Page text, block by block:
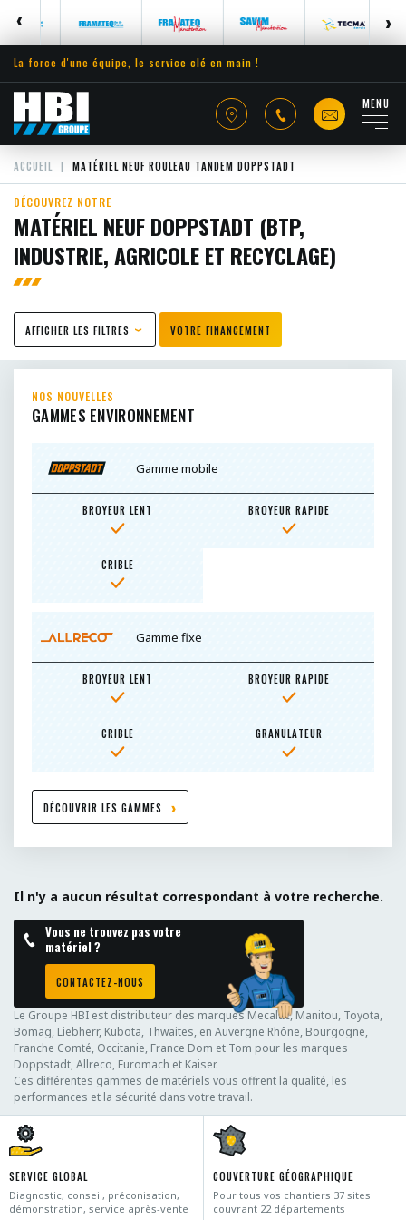
La force d'une équipe, le service clé en main !
MENU
ACCUEIL MATÉRIEL NEUF ROULEAU TANDEM DOPPSTADT
DÉCOUVREZ NOTRE
MATÉRIEL NEUF DOPPSTADT (BTP,
INDUSTRIE, AGRICOLE ET RECYCLAGE)
AFFICHER LES FILTRES VOTRE FINANCEMENT
NOS NOUVELLES
GAMMES ENVIRONNEMENT
Gamme mobile
BROYEUR LENT BROYEUR RAPIDE
CRIBLE
Gamme fixe
BROYEUR LENT BROYEUR RAPIDE
CRIBLE GRANULATEUR
DÉCOUVRIR LES GAMMES
Il n'y a aucun résultat correspondant à votre recherche.
Vous ne trouvez pas votre
matériel ?
CONTACTEZ-NOUS
Le Groupe HBI est distributeur des marques Mecalac, Manitou, Toyota,
Bomag, Liebherr, Kubota, Thwaites, en Auvergne Rhône, Bourgogne,
Franche Comté, Occitanie, France Dom et Tom pour les marques
Doppstadt, Allreco, Euromach et Kaiser.
Ces différentes gammes de matériels vous offrent la qualité, les
performances et la sécurité dans votre travail.
SERVICE GLOBAL
Diagnostic, conseil, préconisation,
démonstration, service après-vente
COUVERTURE GÉOGRAPHIQUE
Pour tous vos chantiers 37 sites
couvrant 22 départements